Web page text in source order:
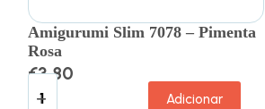
Amigurumi Slim 7078 – Pimenta
Rosa
€3.80
Adicionar